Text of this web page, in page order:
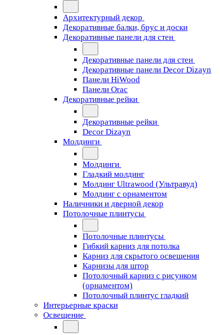
Архитектурный декор
Декоративные балки, брус и доски
Декоративные панели для стен
Декоративные панели для стен
Декоративные панели Decor Dizayn
Панели HiWood
Панели Orac
Декоративные рейки
Декоративные рейки
Decor Dizayn
Молдинги
Молдинги
Гладкий молдинг
Молдинг Ultrawood (Ультравуд)
Молдинг с орнаментом
Наличники и дверной декор
Потолочные плинтусы
Потолочные плинтусы
Гибкий карниз для потолка
Карниз для скрытого освещения
Карнизы для штор
Потолочный карниз с рисунком
(орнаментом)
Потолочный плинтус гладкий
Интерьерные краски
Освещение